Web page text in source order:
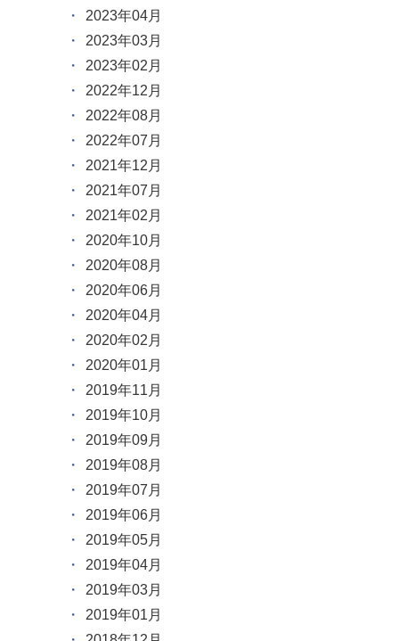
2023年04月
2023年03月
2023年02月
2022年12月
2022年08月
2022年07月
2021年12月
2021年07月
2021年02月
2020年10月
2020年08月
2020年06月
2020年04月
2020年02月
2020年01月
2019年11月
2019年10月
2019年09月
2019年08月
2019年07月
2019年06月
2019年05月
2019年04月
2019年03月
2019年01月